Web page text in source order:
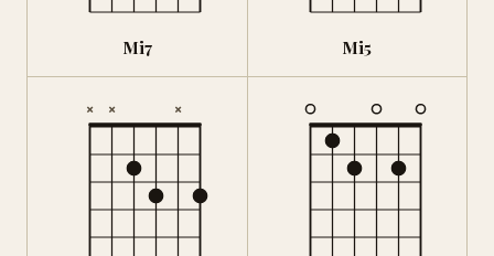
Mi7 Mi5
× × ×